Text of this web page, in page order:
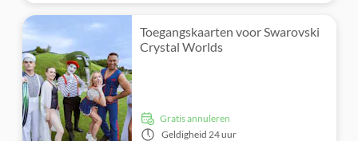
Toegangskaarten voor Swarovski
Crystal Worlds
Gratis annuleren
Geldigheid 24 uur